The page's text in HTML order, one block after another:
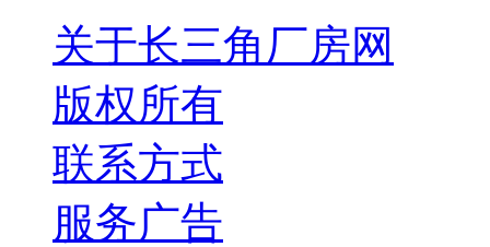
关于长三角厂房网
版权所有
联系方式
服务广告